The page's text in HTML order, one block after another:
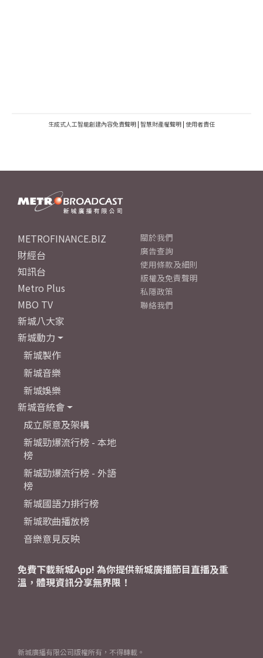
生成式人工智能創建內容免責聲明 | 智慧財產權聲明 | 使用者責任
METROFINANCE.BIZ
財經台
知訊台
Metro Plus
MBO TV
新城八大家
新城動力
新城製作
新城音樂
新城娛樂
新城音統會
成立原意及架構
新城勁爆流行榜 - 本地
榜
新城勁爆流行榜 - 外語
榜
新城國語力排行榜
新城歌曲播放榜
音樂意見反映
關於我們
廣告查詢
使用條款及細則
版權及免責聲明
私隱政策
聯絡我們
免費下載新城App! 為你提供新城廣播節目直播及重
溫，體現資訊分享無界限！
新城廣播有限公司版權所有，不得轉載。